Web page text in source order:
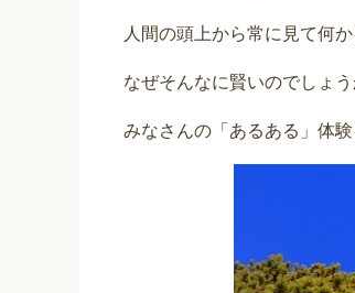
人間の頭上から常に見て何
なぜそんなに賢いのでしょう
みなさんの「あるある」体